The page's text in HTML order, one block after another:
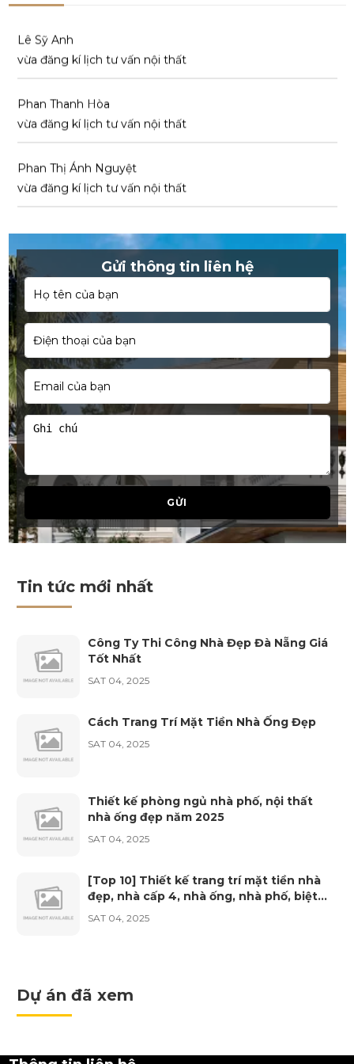
Lê Sỹ Anh
vừa đăng kí lịch tư vấn nội thất
Phan Thanh Hòa
vừa đăng kí lịch tư vấn nội thất
Phan Thị Ánh Nguyệt
vừa đăng kí lịch tư vấn nội thất
Ngô Văn Sang
vừa đăng kí lịch tư vấn nội thất
Lê Minh Trúc
vừa đăng kí lịch tư vấn nội thất
Trần Xuân Hóa
vừa đăng kí lịch tư vấn nội thất
Chau Kim Đa Vy
vừa đăng kí lịch tư vấn nội thất
Cao Minh Tấn
vừa đăng kí lịch tư vấn nội thất
vừa đăng kí lịch tư vấn nội thất
Lê Sỹ Anh
Phan Thanh Hòa
vừa đăng kí lịch tư vấn nội thất
Phan Thị Ánh Nguyệt
vừa đăng kí lịch tư vấn nội thất
Ngô Văn Sang
vừa đăng kí lịch tư vấn nội thất
Trần Xuân Hóa
Gửi thông tin liên hệ
GỬI
Tin tức mới nhất
Công Ty Thi Công Nhà Đẹp Đà Nẵng Giá
Tốt Nhất
SAT 04, 2025
Cách Trang Trí Mặt Tiền Nhà Ống Đẹp
SAT 04, 2025
Thiết kế phòng ngủ nhà phố, nội thất
nhà ống đẹp năm 2025
SAT 04, 2025
[Top 10] Thiết kế trang trí mặt tiền nhà
đẹp, nhà cấp 4, nhà ống, nhà phố, biệt
thự năm 2025
SAT 04, 2025
SAT 04, 2025
SAT 04, 2025
Dự án đã xem